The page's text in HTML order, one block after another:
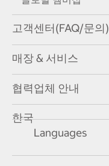
고객센터(FAQ/문의)
매장 & 서비스
협력업체 안내
한국
Languages